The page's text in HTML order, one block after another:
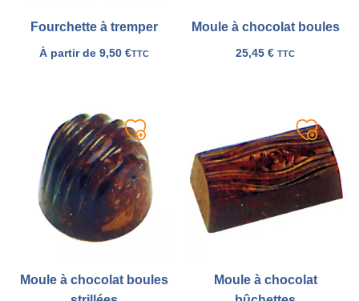
Fourchette à tremper
À partir de 9,50 €TTC
Moule à chocolat boules
25,45 € TTC
Moule à chocolat boules
Ajouter
à
ma
liste
Moule à chocolat
Ajouter
à
ma
liste